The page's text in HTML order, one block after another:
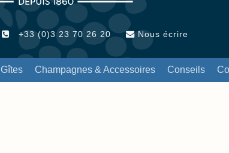
+33 (0)3 23 70 26 20 Nous écrire
Gîtes Champagnes & Accessoires Conseils